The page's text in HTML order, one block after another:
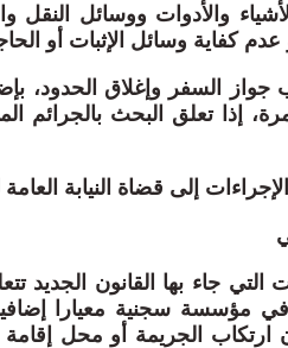
والأدوات ووسائل النقل
كفاية وسائل الإثبات أو
السفر وإغلاق الحدود،
إلى قضاة النيابة العامة
جاء بها القانون الجديد
مؤسسة سجنية معيارا إضافيا
ارتكاب الجريمة أو محل